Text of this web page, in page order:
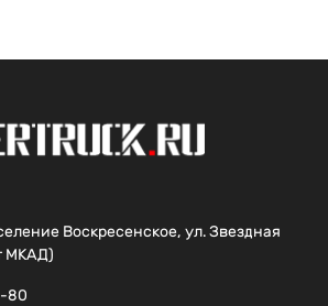
Воскресенское, ул. Звездная
МКАД)
80